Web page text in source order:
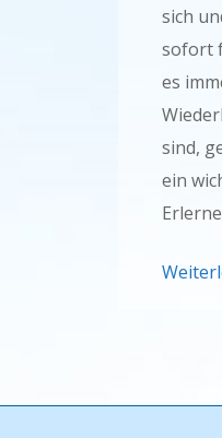
sich
sofort
es
sind,
ein